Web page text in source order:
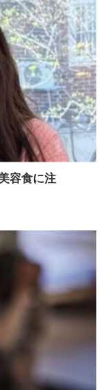
容食に注